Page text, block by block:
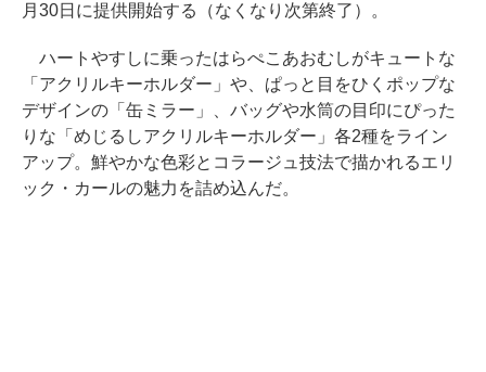
月30日に提供開始する（なくなり次第終了）。
ハートやすしに乗ったはらぺこあおむしがキュートな
「アクリルキーホルダー」や、ぱっと目をひくポップな
デザインの「缶ミラー」、バッグや水筒の目印にぴった
りな「めじるしアクリルキーホルダー」各2種をライン
アップ。鮮やかな色彩とコラージュ技法で描かれるエリ
ック・カールの魅力を詰め込んだ。